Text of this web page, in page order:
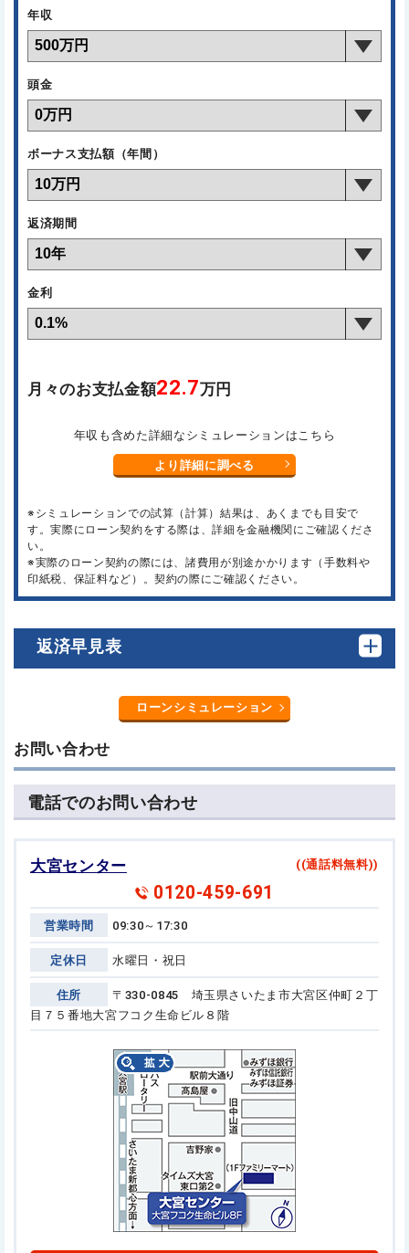
年収
頭金
ボーナス支払額（年間）
返済期間
金利
月々のお支払金額22.7万円
年収も含めた詳細なシミュレーションはこちら
より詳細に調べる
※シミュレーションでの試算（計算）結果は、あくまでも目安で
す。実際にローン契約をする際は、詳細を金融機関にご確認くださ
い。
※実際のローン契約の際には、諸費用が別途かかります（手数料や
印紙税、保証料など）。契約の際にご確認ください。
返済早見表
ローンシミュレーション
お問い合わせ
電話でのお問い合わせ
大宮センター ((通話料無料))
0120-459-691
営業時間 09:30～17:30
定休日 水曜日・祝日
住所
〒330-0845 埼玉県さいたま市大宮区仲町２丁
目７５番地大宮フコク生命ビル８階